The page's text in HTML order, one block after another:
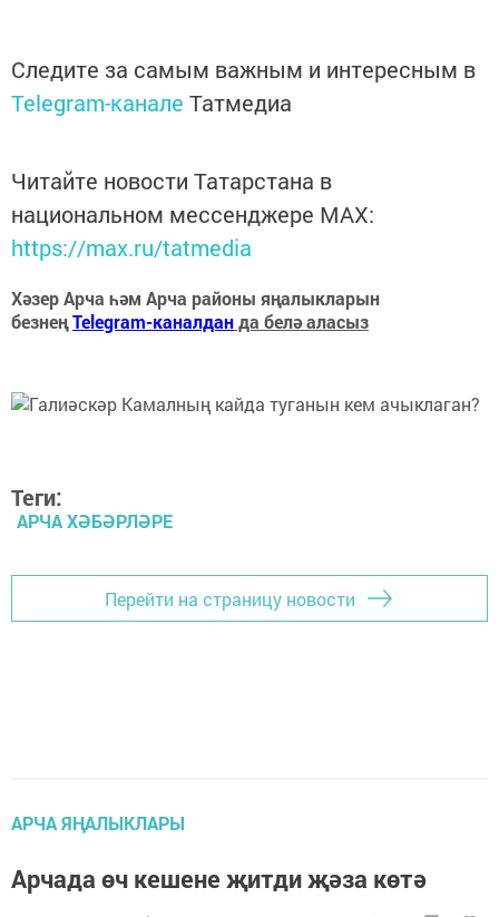
Следите за самым важным и интересным в
Telegram-канале Татмедиа
Читайте новости Татарстана в
национальном мессенджере MАХ:
https://max.ru/tatmedia
Хәзер Арча һәм Арча районы яңалыкларын
безнеңTelegram-каналданда белә аласыз
Теги:
АРЧА ХӘБӘРЛӘРЕ
Перейти на страницу новости
АРЧА ЯҢАЛЫКЛАРЫ
Арчада өч кешене җитди җәза көтә